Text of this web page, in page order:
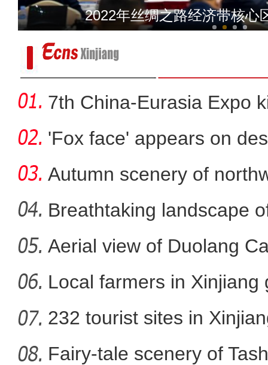
亚欧博览会开幕 线上
新疆拓宽林果品内收外
海拔3500米的紧
7th China-Eurasia Expo
'Fox face' appears on
Autumn scenery of
Breathtaking landscape
Aerial view of Duolang
Local farmers in Xinjiang
232 tourist sites in
Fairy-tale scenery of